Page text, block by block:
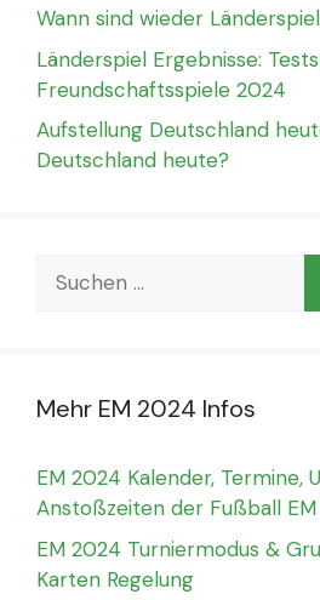
Wann sind wieder
Länderspiel Ergebnisse:
Freundschaftsspiele 2024
Aufstellung Deutschland
Deutschland heute?
Suchen
nach:
Mehr EM 2024 Infos
EM 2024 Kalender, Termine,
Anstoßzeiten der Fußball
EM 2024 Turniermodus &
Karten Regelung